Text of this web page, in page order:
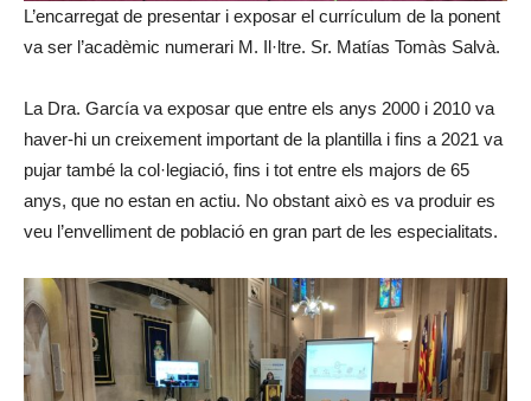
L’encarregat de presentar i exposar el currículum de la ponent
va ser l’acadèmic numerari M. Il·ltre. Sr. Matías Tomàs Salvà.
La Dra. García va exposar que entre els anys 2000 i 2010 va
haver-hi un creixement important de la plantilla i fins a 2021 va
pujar també la col·legiació, fins i tot entre els majors de 65
anys, que no estan en actiu. No obstant això es va produir es
veu l’envelliment de població en gran part de les especialitats.